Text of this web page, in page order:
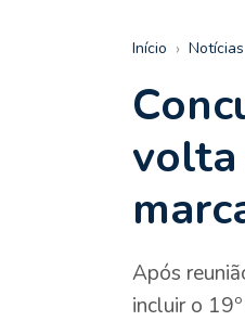
Início › Notícias
volta
Após
incluir o